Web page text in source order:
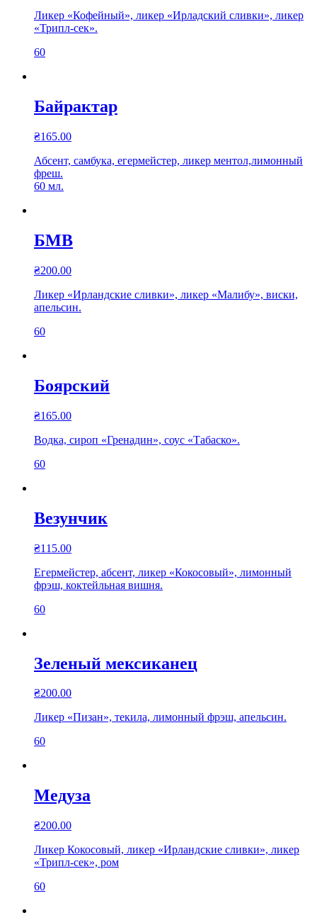
Ликер «Кофейный», ликер «Ирладский сливки», ликер
«Трипл-сек».
60
Байрактар
₴165.00
Абсент, самбука, егермейстер, ликер ментол,лимонный
фреш.
60 мл.
БМВ
₴200.00
Ликер «Ирландские сливки», ликер «Малибу», виски,
апельсин.
60
Боярский
₴165.00
Водка, сироп «Гренадин», соус «Табаско».
60
Везунчик
₴115.00
Егермейстер, абсент, ликер «Кокосовый», лимонный
фрэш, коктейльная вишня.
60
Зеленый мексиканец
₴200.00
Ликер «Пизан», текила, лимонный фрэш, апельсин.
60
Медуза
₴200.00
Ликер Кокосовый, ликер «Ирландские сливки», ликер
«Трипл-сек», ром
60